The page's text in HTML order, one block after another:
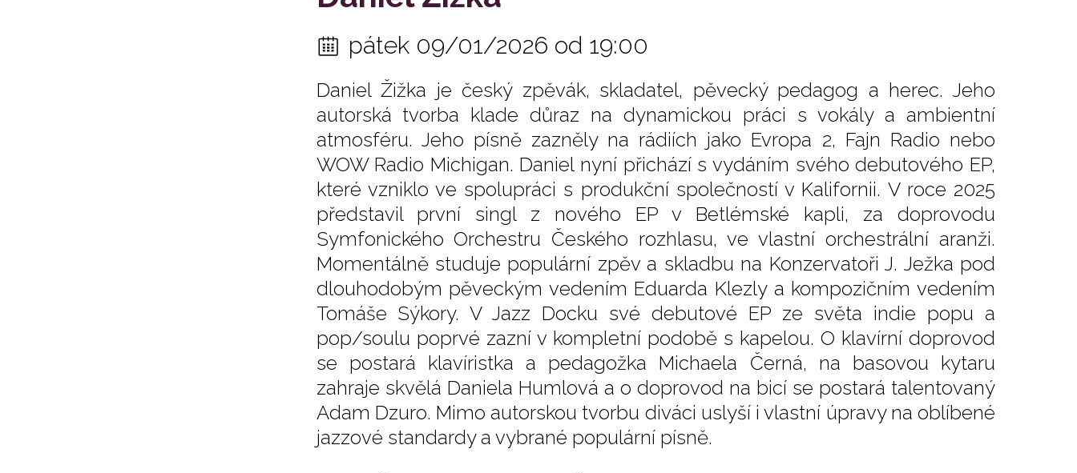
pátek 09/01/2026 od 19:00
Daniel Žižka je český zpěvák, skladatel, pěvecký pedagog a herec. Jeho
autorská tvorba klade důraz na dynamickou práci s vokály a ambientní
atmosféru. Jeho písně zazněly na rádiích jako Evropa 2, Fajn Radio nebo
WOW Radio Michigan. Daniel nyní přichází s vydáním svého debutového EP,
které vzniklo ve spolupráci s produkční společností v Kalifornii. V roce 2025
představil první singl z nového EP v Betlémské kapli, za doprovodu
Symfonického Orchestru Českého rozhlasu, ve vlastní orchestrální aranži.
Momentálně studuje populární zpěv a skladbu na Konzervatoři J. Ježka pod
dlouhodobým pěveckým vedením Eduarda Klezly a kompozičním vedením
Tomáše Sýkory. V Jazz Docku své debutové EP ze světa indie popu a
pop/soulu poprvé zazní v kompletní podobě s kapelou. O klavírní doprovod
se postará klavíristka a pedagožka Michaela Černá, na basovou kytaru
zahraje skvělá Daniela Humlová a o doprovod na bicí se postará talentovaný
Adam Dzuro. Mimo autorskou tvorbu diváci uslyší i vlastní úpravy na oblíbené
jazzové standardy a vybrané populární písně.